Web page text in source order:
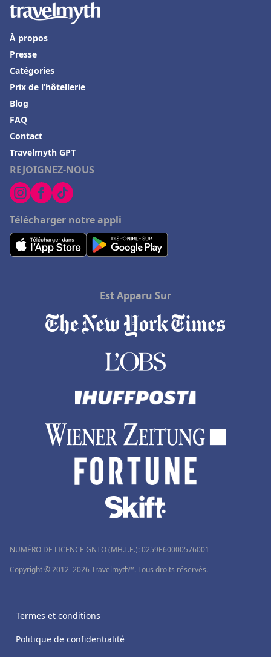
REJOIGNEZ-NOUS
Télécharger notre appli
À propos
Presse
Catégories
Prix de l’hôtellerie
Blog
FAQ
Contact
Travelmyth GPT
Est Apparu Sur
NUMÉRO DE LICENCE GNTO (MH.T.E.): 0259Ε60000576001
Copyright © 2012–2026 Travelmyth™. Tous droits réservés.
Termes et conditions
Politique de confidentialité